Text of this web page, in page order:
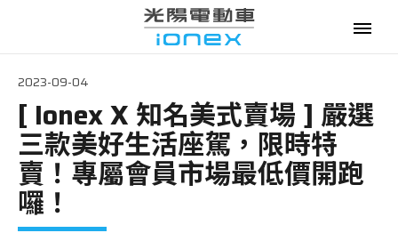
電動機車
購車優惠
2023-09-04
[ Ionex X 知名美式賣場 ] 嚴選
三款美好生活座駕，限時特
賣！專屬會員市場最低價開跑
囉！